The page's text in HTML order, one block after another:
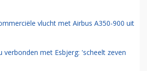
vlucht met Airbus A350-900 uit
verbonden met Esbjerg: 'scheelt zeven